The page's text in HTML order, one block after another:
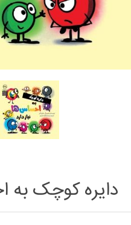
دایره کوچک به